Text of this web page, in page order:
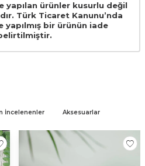
yapılan ürünler kusurlu değil
Türk Ticaret Kanunu’nda
bir ürünün iade
belirtilmiştir.
İncelenenler Aksesuarlar